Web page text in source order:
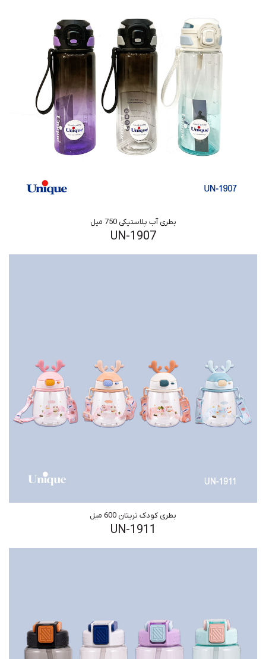
بطری آب پلاستیکی 750 میل
UN-1907
بطری کودک تریتان 600 میل
UN-1911